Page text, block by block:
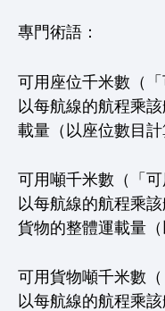
專門術語：
可用座位千米數（「
以每航線的航程乘
載量（以座位數目計
可用噸千米數（「可
以每航線的航程乘
貨物的整體運載量（
可用貨物噸千米數
以每航線的航程乘